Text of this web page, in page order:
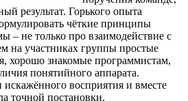
результат. Горького опыта
чёткие принципы
– не только про взаимодействие с
на участниках группы простые
хорошо знакомые программистам,
понятийного аппарата.
восприятия и вместе
точной постановки.